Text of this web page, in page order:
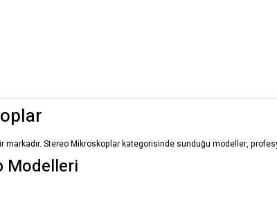
Stereo Mikroskoplar kategorisinde sunduğu modeller,
Modelleri